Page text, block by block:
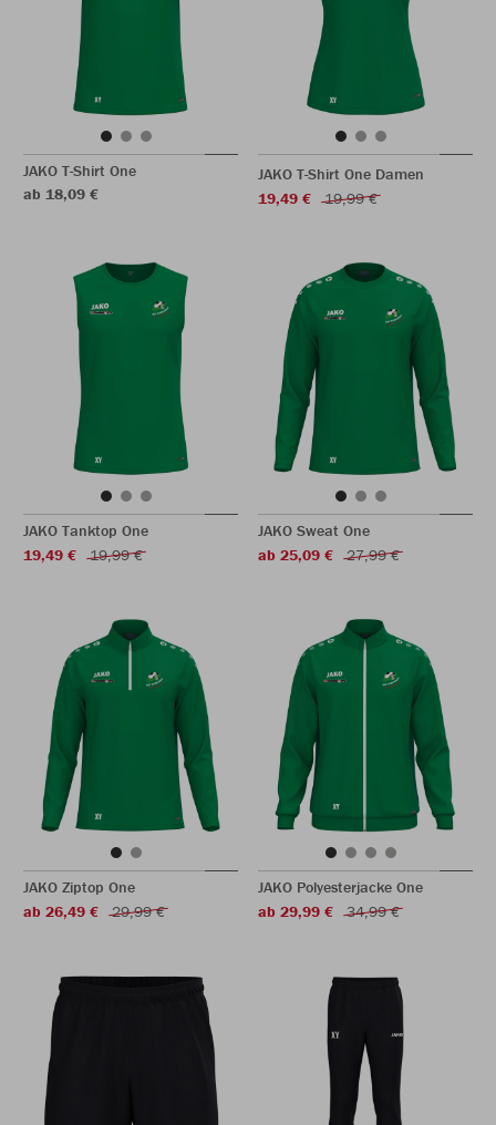
JAKO T-Shirt One
ab 18,09 €
JAKO T-Shirt One Damen
19,49 €
19,99 €
JAKO Tanktop One
19,49 €
19,99 €
JAKO Sweat One
ab 25,09 €
27,99 €
JAKO Ziptop One
ab 26,49 €
29,99 €
JAKO Polyesterjacke One
ab 29,99 €
34,99 €